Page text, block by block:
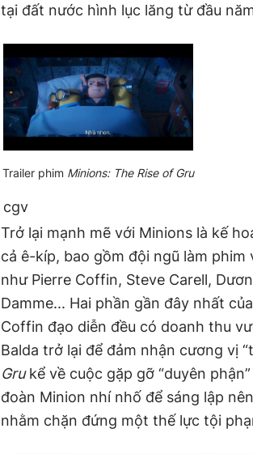
tại đất nước hình lục lăng từ đầu
Trailer phim Minions: The Rise of Gru
cgv
Trở lại mạnh mẽ với Minions là kế
cả ê-kíp, bao gồm đội ngũ làm phim
như Pierre Coffin, Steve Carell,
Damme... Hai phần gần đây nhất của
Coffin đạo diễn đều có doanh thu
Balda trở lại để đảm nhận cương vị
Grukể về cuộc gặp gỡ “duyên
đoàn Minion nhí nhố để sáng lập
nhằm chặn đứng một thế lực tội